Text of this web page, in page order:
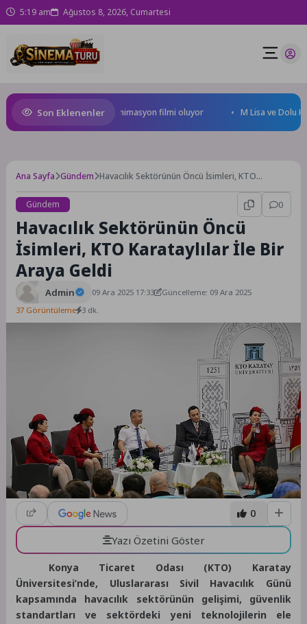
5:19 am Ağustos 8, 2026, Cumartesi
Son Eklenenler
Türkiye’nin ilk IMAX® animasyon filmi oluyor M Lisa ve Dolu
Ana Sayfa Gündem Havacılık Sektörünün Öncü İsimleri, KTO
Gündem
0
Havacılık Sektörünün Öncü
İsimleri, KTO Karataylılar İle Bir
Araya Geldi
Admin 09 Ara 2025 17:33
Güncelleme: 09 Ara 2025
37 Görüntüleme 3 dk.
0
Yazı Özetini Göster
Konya Ticaret Odası (KTO) Karatay
Üniversitesi’nde, Uluslararası Sivil Havacılık Günü
kapsamında havacılık sektörünün gelişimi, güvenlik
standartları ve sektördeki yeni teknolojilerin ele